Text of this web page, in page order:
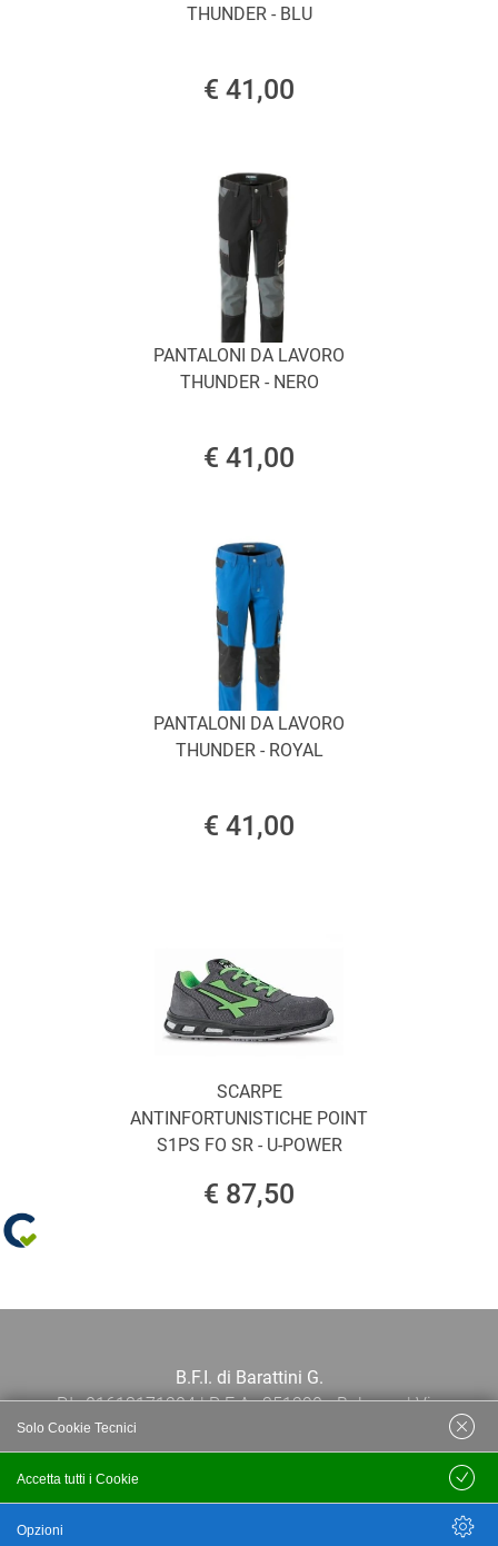
THUNDER - BLU
€ 41,00
PANTALONI DA LAVORO
THUNDER - NERO
€ 41,00
PANTALONI DA LAVORO
THUNDER - ROYAL
€ 41,00
SCARPE
ANTINFORTUNISTICHE POINT
S1PS FO SR - U-POWER
€ 87,50
B.F.I. di Barattini G.
P.I.: 01613171204 | R.E.A.: 351290 - Bologna | Via
Po 13E, 40139, Bologna | Telefono: 051
444638 | Email: bfi@bfi.bo.it
Accetta tutti i Cookie
Solo Cookie Tecnici
Salva
Opzioni